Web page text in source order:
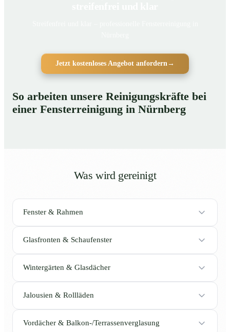
Jetzt kostenloses Angebot anfordern →
So arbeiten unsere Reinigungskräfte bei
einer Fensterreinigung in Nürnberg
Was wird gereinigt
Fenster & Rahmen
Glasfronten & Schaufenster
Wintergärten & Glasdächer
Jalousien & Rollläden
Vordächer & Balkon-/Terrassenverglasung